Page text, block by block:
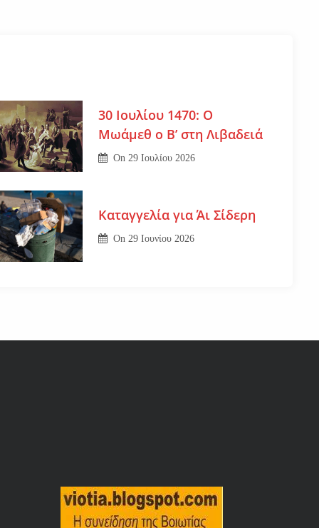
30 Ιουλίου 1470: Ο
Μωάμεθ ο Β’ στη Λιβαδειά
On29 Ιουλίου 2026
Καταγγελία για Άι Σίδερη
On 29 Ιουνίου 2026